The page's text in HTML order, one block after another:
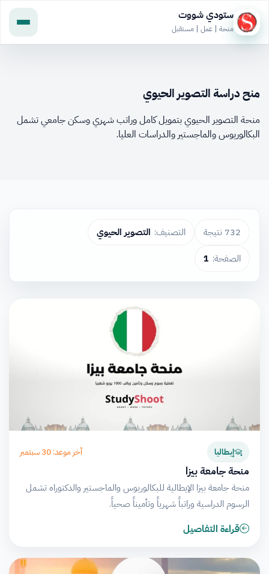
ستودي شووت
منحة | عمل | مستقبل
منح دراسة التصوير الحيوي
منحة التصوير الحيوي بتمويل كامل وراتب شهري وسكن جامعي تشمل
البكالوريوس والماجستير والدراسات العليا.
732 نتيجة التصنيف: التصوير الحيوي
الصفحة: 1
إيطاليا آخر موعد: 30 سبتمبر
منحة جامعة بيزا
منحة جامعة بيزا الإيطالية للبكالوريوس والماجستير والدكتوراه تشمل
الرسوم الدراسية وراتباً شهرياً وتأميناً صحياً.
قراءة التفاصيل